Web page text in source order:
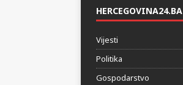
HERCEGOVINA24.BA
Vijesti
Politika
Gospodarstvo